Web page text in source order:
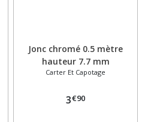
Jonc chromé 0.5 mètre
hauteur 7.7 mm
Carter Et Capotage
3€90